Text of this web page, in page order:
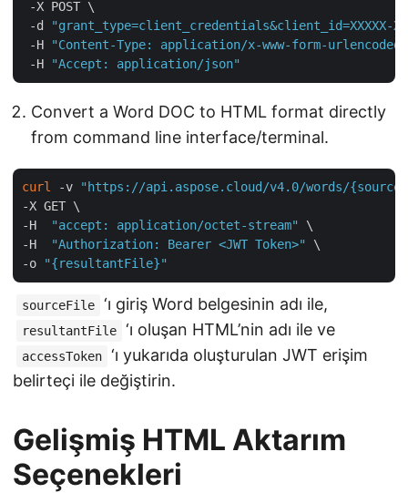
-X POST \
-d
"grant_type=client_credentials&client_id=XXXXX-
-H
"Content-Type: application/x-www-form-urlencoded"
-H
"Accept: application/json"
Convert a Word DOC to HTML format directly
from command line interface/terminal.
curl -v
"https://api.aspose.cloud/v4.0/words/
-X GET \
-H
"accept: application/octet-stream"
\
-H
"Authorization: Bearer <JWT Token>"
\
-o
"{resultantFile}"
sourceFile ‘ı giriş Word belgesinin adı ile,
resultantFile ‘ı oluşan HTML’nin adı ile ve
accessToken
‘ı yukarıda oluşturulan JWT erişim
belirteçi ile değiştirin.
Gelişmiş HTML Aktarım
Seçenekleri